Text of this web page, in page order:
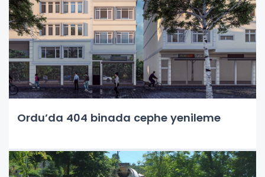
Ordu’da 404 binada cephe yenileme